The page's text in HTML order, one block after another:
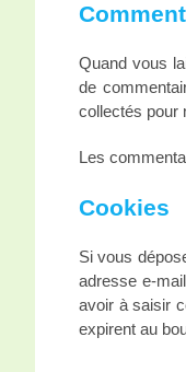
Quand vous
de
collectés pour
Les
Cookies
Si vous
adresse e-
avoir à saisir
expirent au